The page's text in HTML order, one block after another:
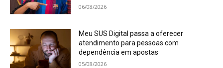
06/08/2026
Meu SUS Digital passa a oferecer
atendimento para pessoas com
dependência em apostas
05/08/2026